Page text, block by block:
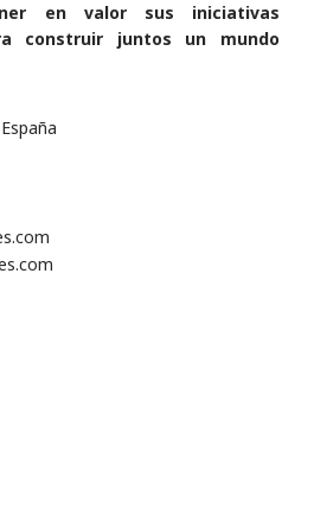
en valor sus iniciativas
construir juntos un mundo